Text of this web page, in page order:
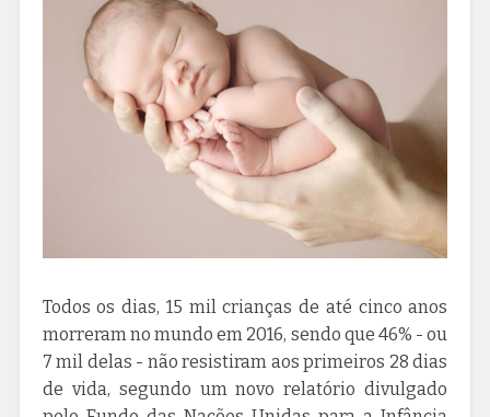
Todos os dias, 15 mil crianças de até cinco anos
morreram no mundo em 2016, sendo que 46% - ou
7 mil delas - não resistiram aos primeiros 28 dias
de vida, segundo um novo relatório divulgado